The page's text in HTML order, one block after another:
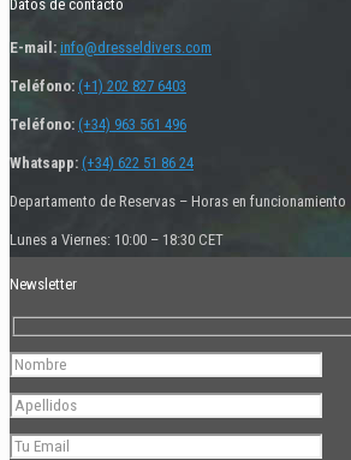
Datos de contacto
E-mail: info@dresseldivers.com
Teléfono: (+1) 202 827 6403
Teléfono: (+34) 963 561 496
Whatsapp: (+34) 622 51 86 24
Departamento de Reservas – Horas en funcionamiento
Lunes a Viernes: 10:00 – 18:30 CET
Newsletter